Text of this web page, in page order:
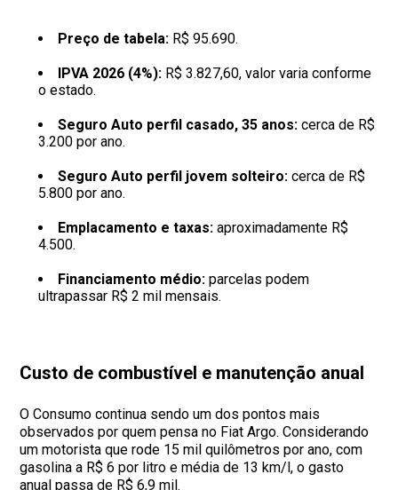
Preço de tabela:R$ 95.690.
IPVA 2026 (4%):R$ 3.827,60, valor varia conforme
o estado.
Seguro Auto perfil casado, 35 anos:cerca de R$
3.200 por ano.
Seguro Auto perfil jovem solteiro:cerca de R$
5.800 por ano.
Emplacamento e taxas:aproximadamente R$
4.500.
Financiamento médio:parcelas podem
ultrapassar R$ 2 mil mensais.
Custo de combustível e manutenção anual
O Consumo continua sendo um dos pontos mais
observados por quem pensa no Fiat Argo. Considerando
um motorista que rode 15 mil quilômetros por ano, com
gasolina a R$ 6 por litro e média de 13 km/l, o gasto
anual passa de R$ 6,9 mil.